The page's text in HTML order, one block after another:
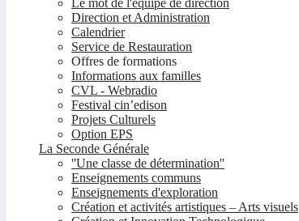
Le mot de l'équipe de direction
Direction et Administration
Calendrier
Service de Restauration
Offres de formations
Informations aux familles
CVL - Webradio
Festival cin’edison
Projets Culturels
Option EPS
La Seconde Générale
''Une classe de détermination''
Enseignements communs
Enseignements d'exploration
Création et activités artistiques – Arts visuels